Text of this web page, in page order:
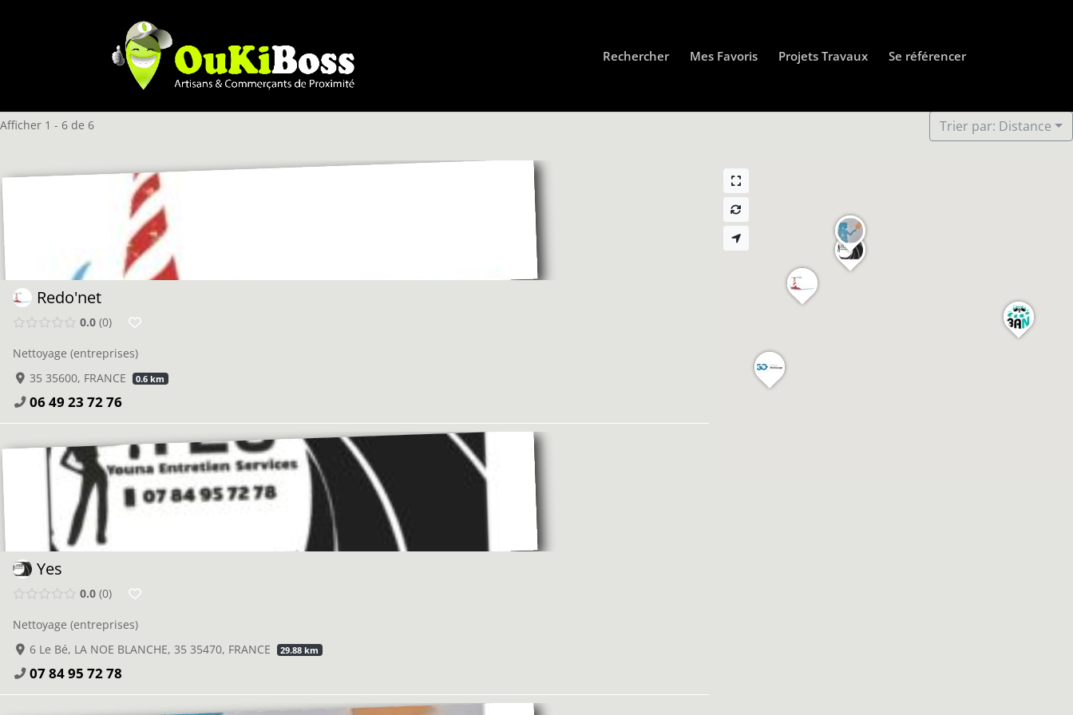
Rechercher Mes Favoris Projets Travaux Se référencer
Afficher 1 - 6 de 6 Trier par: Distance
Redo'net
0.0 0
Nettoyage (entreprises)
35 35600, FRANCE
0.6 km
06 49 23 72 76
Yes
0.0 0
Nettoyage (entreprises)
6 Le Bé, LA NOE BLANCHE, 35 35470, FRANCE
29.88 km
07 84 95 72 78